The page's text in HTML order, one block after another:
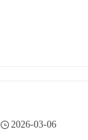
2026-03-06